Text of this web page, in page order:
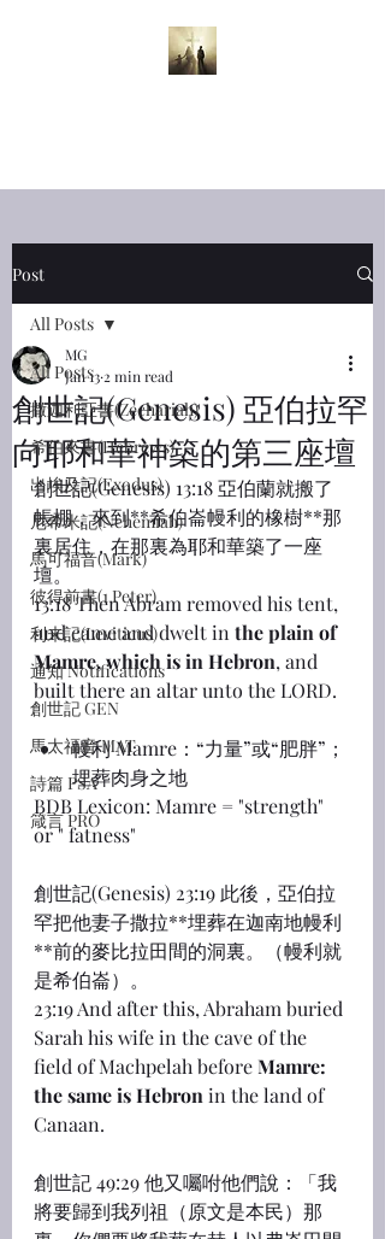
Post
All Posts
撒迦利亞書(Zechariah)
希伯來書(Hebrews)
出埃及記(Exodus)
尼希米記(Nehemiah)
馬可福音(Mark)
彼得前書(1 Peter)
利未記(Leviticus)
通知 Notifications
創世記 GEN
馬太福音 MAT
詩篇 PSA
箴言 PRO
All Posts
創世記(Genesis) 亞伯拉罕
向耶和華神築的第三座壇
MG
Jan 13 2 min read
創世記(Genesis) 13:18 亞伯蘭就搬了
帳棚，來到**希伯崙幔利的橡樹**那
裏居住，在那裏為耶和華築了一座
壇。
13:18 Then Abram removed his tent,
and came and dwelt in the plain of
Mamre, which is in Hebron, and
built there an altar unto the LORD.
幔利 Mamre：“力量”或“肥胖”；
埋葬肉身之地
BDB Lexicon: Mamre = "strength"
or " fatness"
創世記(Genesis) 23:19 此後，亞伯拉
罕把他妻子撒拉**埋葬在迦南地幔利
**前的麥比拉田間的洞裏。（幔利就
是希伯崙）。
23:19 And after this, Abraham buried
Sarah his wife in the cave of the
field of Machpelah before Mamre:
the same is Hebron in the land of
Canaan.
創世記 49:29 他又囑咐他們說：「我
將要歸到我列祖（原文是本民）那